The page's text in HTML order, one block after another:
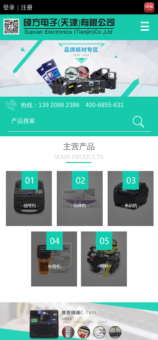
登录 注册
热线：139 2086 2386 400-6855-631
主营产品
MAIN PRODUCTS